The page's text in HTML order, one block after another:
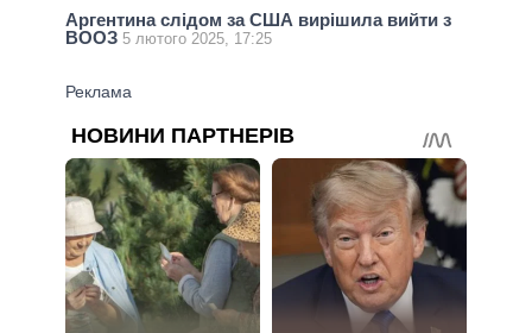
Аргентина слідом за США вирішила вийти з
ВООЗ 5 лютого 2025, 17:25